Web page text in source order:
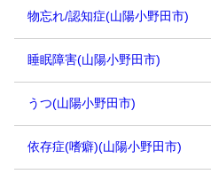
物忘れ/認知症(山陽小野田市)
睡眠障害(山陽小野田市)
うつ(山陽小野田市)
依存症(嗜癖)(山陽小野田市)